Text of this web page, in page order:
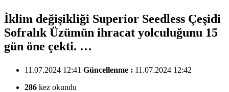
İklim değişikliği Superior Seedless Çeşidi
Sofralık Üzümün ihracat yolculuğunu 15
gün öne çekti. …
11.07.2024 12:41 Güncellenme : 11.07.2024 12:42
286 kez okundu